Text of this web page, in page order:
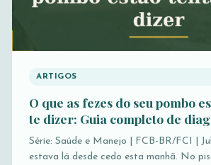
ARTIGOS
O que as fezes do seu pombo
te dizer: Guia completo de
Série: Saúde e Manejo | FCB-BR/FCI |
estava lá desde cedo esta manhã. No